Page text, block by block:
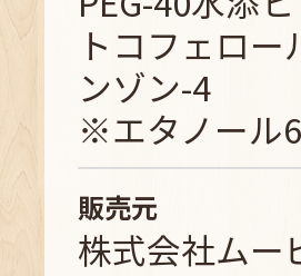
トコフェロ
ンゾン-4
※エタノール
販売元
株式会社ムー